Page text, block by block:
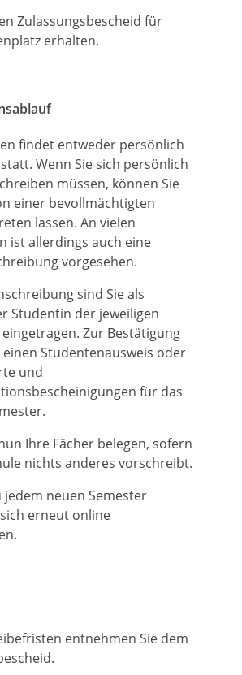
Zulassungsbescheid für
erhalten.
findet entweder persönlich
Wenn Sie sich persönlich
müssen, können Sie
einer bevollmächtigten
lassen. An vielen
ist allerdings auch eine
vorgesehen.
sind Sie als
Studentin der jeweiligen
Zur Bestätigung
einen Studentenausweis oder
und
für das
Ihre Fächer belegen, sofern
nichts anderes vorschreibt.
jedem neuen Semester
erneut online
entnehmen Sie dem